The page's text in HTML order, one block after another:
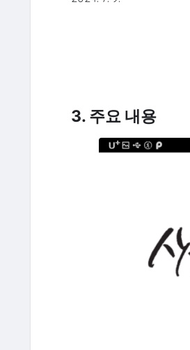
3. 주요 내용